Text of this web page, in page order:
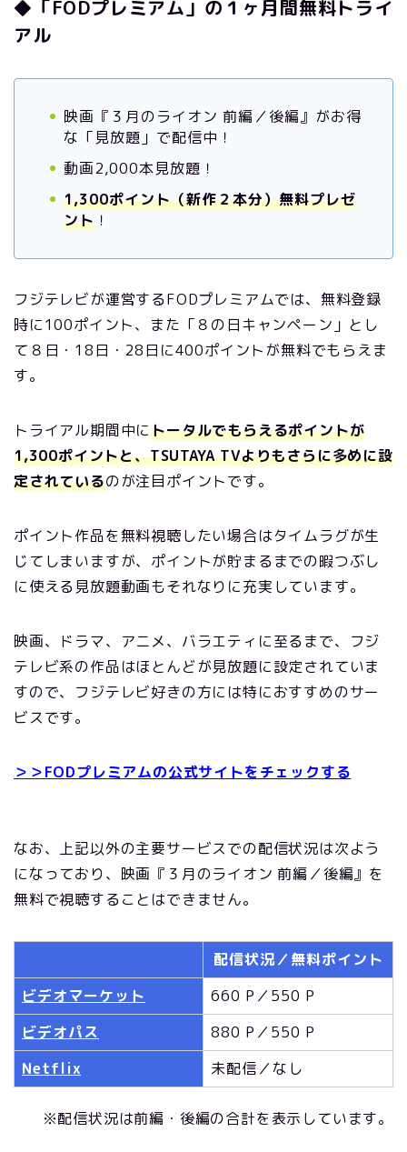
◆「FODプレミアム」の１ヶ月間無料トライ
アル
映画『３月のライオン 前編／後編』がお得
な「見放題」で配信中！
動画2,000本見放題！
1,300ポイント（新作２本分）無料プレゼ
ント ！
フジテレビが運営するFODプレミアムでは、無料登録
時に100ポイント、また「８の日キャンペーン」とし
て８日・18日・28日に400ポイントが無料でもらえま
す。
トライアル期間中にトータルでもらえるポイントが
1,300ポイントと、TSUTAYA TVよりもさらに多めに設
定されているのが注目ポイントです。
ポイント作品を無料視聴したい場合はタイムラグが生
じてしまいますが、ポイントが貯まるまでの暇つぶし
に使える見放題動画もそれなりに充実しています。
映画、ドラマ、アニメ、バラエティに至るまで、フジ
テレビ系の作品はほとんどが見放題に設定されていま
すので、フジテレビ好きの方には特におすすめのサー
ビスです。
＞＞FODプレミアムの公式サイトをチェックする
なお、上記以外の主要サービスでの配信状況は次よう
になっており、映画『３月のライオン 前編／後編』を
無料で視聴することはできません。
配信状況／無料ポイント
ビデオマーケット
660 P／550 P
ビデオパス
880 P／550 P
Netflix
未配信／なし
※配信状況は前編・後編の合計を表示しています。